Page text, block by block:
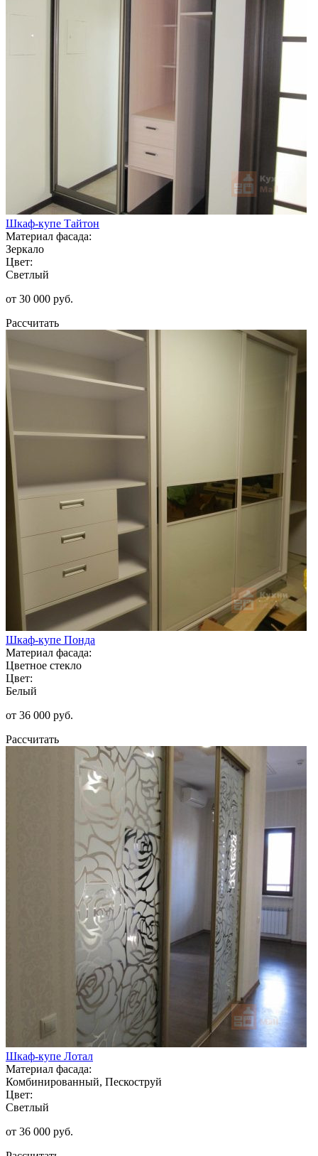
Шкаф-купе Тайтон
Материал фасада:
Зеркало
Цвет:
Светлый
от 30 000 руб.
Рассчитать
Шкаф-купе Понда
Материал фасада:
Цветное стекло
Цвет:
Белый
от 36 000 руб.
Рассчитать
Шкаф-купе Лотал
Материал фасада:
Комбинированный, Пескоструй
Цвет:
Светлый
от 36 000 руб.